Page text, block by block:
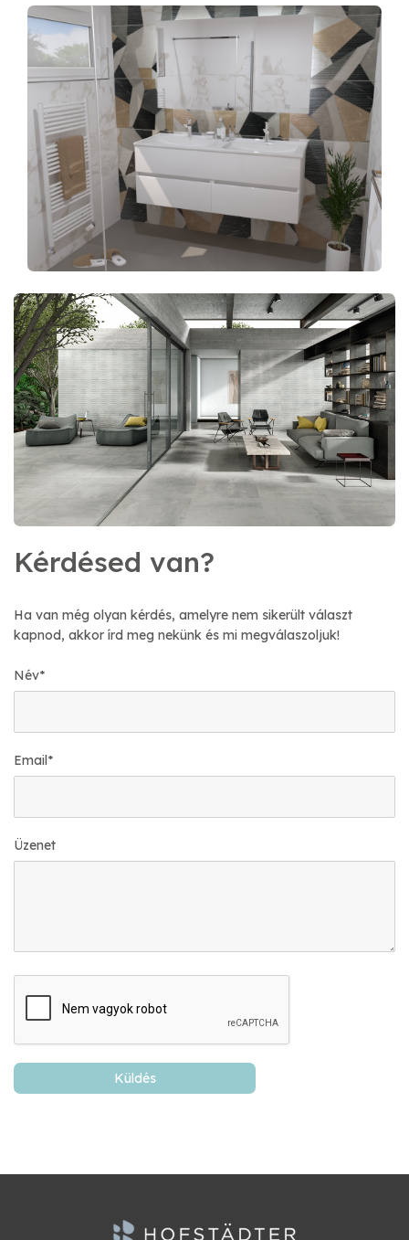
Kérdésed van?
Ha van még olyan kérdés, amelyre nem sikerült választ
kapnod, akkor írd meg nekünk és mi megválaszoljuk!
Név*
Email*
Üzenet
Küldés